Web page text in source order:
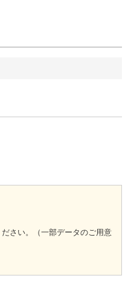
さい。（一部データのご用意